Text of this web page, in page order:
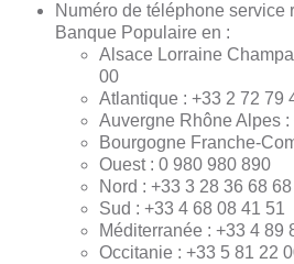
Numéro de téléphone service
Banque Populaire en :
Alsace Lorraine
00
Atlantique : +33 2 72 79
Auvergne Rhône Alpes
Bourgogne Franche-
Ouest : 0 980 980 890
Nord : +33 3 28 36 68 68
Sud : +33 4 68 08 41 51
Méditerranée : +33 4 89
Occitanie : +33 5 81 22